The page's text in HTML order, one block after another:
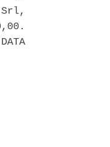
Srl,